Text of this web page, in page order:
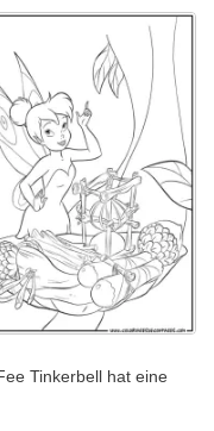
Tinkerbell hat eine